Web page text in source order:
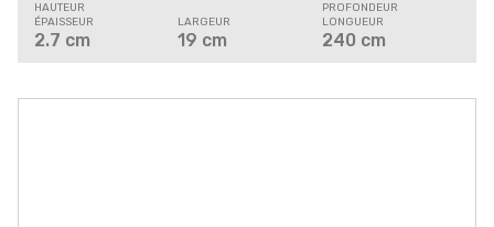
HAUTEUR
ÉPAISSEUR
2.7 cm
LARGEUR
19 cm
PROFONDEUR
LONGUEUR
240 cm